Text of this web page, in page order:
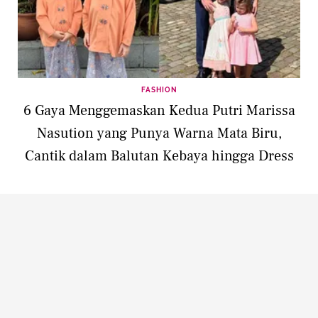
FASHION
6 Gaya Menggemaskan Kedua Putri Marissa
Nasution yang Punya Warna Mata Biru,
Cantik dalam Balutan Kebaya hingga Dress